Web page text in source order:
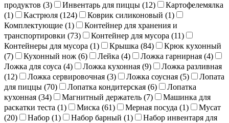
продуктов (3) Инвентарь для пиццы (12)
Картофелемялка
(1) Кастрюля (124) Коврик силиконовый (1)
Комплектующие (1)
Контейнер для хранения и
транспортировки (73) Контейнер для мусора (11)
Контейнеры для мусора (1) Крышка (84)
Крюк кухонный
(7) Кухонный нож (6) Лейка (4) Ложка гарнирная (4)
Ложка для соуса (4) Ложка кухонная (9)
Ложка разливная
(12) Ложка сервировочная (3) Ложка соусная (5)
Лопата
для пиццы (70) Лопатка кондитерская (6)
Лопатка
кухонная (34) Магнитный держатель (7)
Машинка для
раскатки теста (1) Миска (61) Мерная посуда (1)
Мусат
(20) Набор (1) Набор барный (1)
Набор инвентаря для